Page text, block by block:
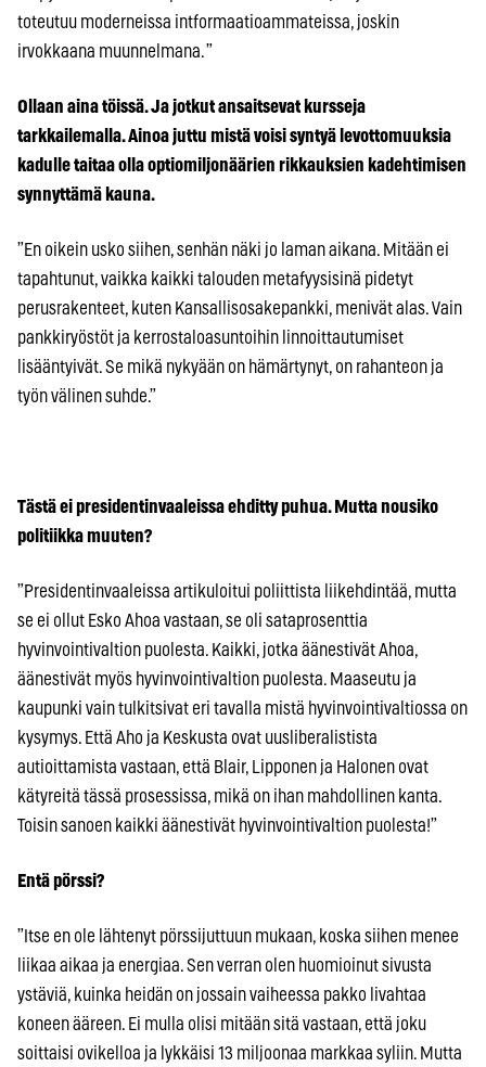
toteutuu moderneissa intformaatioammateissa, joskin
irvokkaana muunnelmana. ”
Ollaan aina töissä. Ja jotkut ansaitsevat kursseja
tarkkailemalla. Ainoa juttu mistä voisi syntyä levottomuuksia
kadulle taitaa olla optiomiljonäärien rikkauksien kadehtimisen
synnyttämä kauna.
”En oikein usko siihen, senhän näki jo laman aikana. Mitään ei
tapahtunut, vaikka kaikki talouden metafyysisinä pidetyt
perusrakenteet, kuten Kansallisosakepankki, menivät alas. Vain
pankkiryöstöt ja kerrostaloasuntoihin linnoittautumiset
lisääntyivät. Se mikä nykyään on hämärtynyt, on rahanteon ja
työn välinen suhde.”
Tästä ei presidentinvaaleissa ehditty puhua. Mutta nousiko
politiikka muuten?
”Presidentinvaaleissa artikuloitui poliittista liikehdintää, mutta
se ei ollut Esko Ahoa vastaan, se oli sataprosenttia
hyvinvointivaltion puolesta. Kaikki, jotka äänestivät Ahoa,
äänestivät myös hyvinvointivaltion puolesta. Maaseutu ja
kaupunki vain tulkitsivat eri tavalla mistä hyvinvointivaltiossa on
kysymys. Että Aho ja Keskusta ovat uusliberalistista
autioittamista vastaan, että Blair, Lipponen ja Halonen ovat
kätyreitä tässä prosessissa, mikä on ihan mahdollinen kanta.
Toisin sanoen kaikki äänestivät hyvinvointivaltion puolesta!”
Entä pörssi?
”Itse en ole lähtenyt pörssijuttuun mukaan, koska siihen menee
liikaa aikaa ja energiaa. Sen verran olen huomioinut sivusta
ystäviä, kuinka heidän on jossain vaiheessa pakko livahtaa
koneen ääreen. Ei mulla olisi mitään sitä vastaan, että joku
soittaisi ovikelloa ja lykkäisi 13 miljoonaa markkaa syliin. Mutta